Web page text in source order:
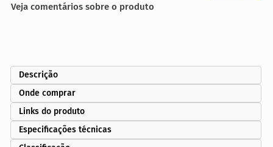
Veja comentários sobre o produto
Descrição
Onde comprar
Links do produto
Especificações técnicas